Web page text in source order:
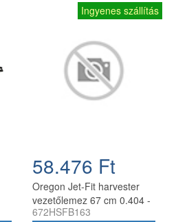
Ingyenes szállítás
58.476 Ft
Oregon Jet-Fit harvester
vezetőlemez 67 cm 0.404 -
2.0 mm
672HSFB163